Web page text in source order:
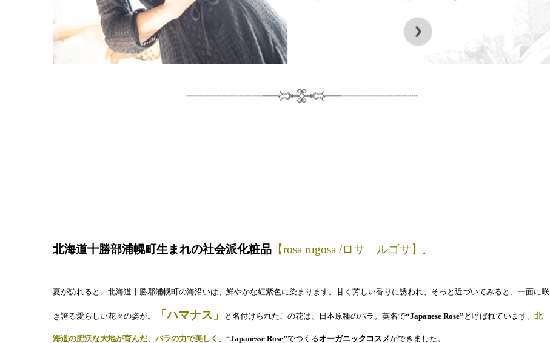
北海道十勝部浦幌町生まれの社会派化粧品 【rosa rugosa /ロサ ルゴサ】 。
夏が訪れると、北海道十勝郡浦幌町の海沿いは、鮮やかな紅紫色に染まります。甘く芳しい香りに誘われ、そっと近づいてみると、一面に咲
き誇る愛らしい花々の姿が。 「ハマナス」 と名付けられたこの花は、日本原種のバラ。英名で“Japanese Rose” と呼ばれています。 北
海道の肥沃な大地が育んだ、バラの力で美しく 。 “Japanesse Rose”でつくるオーガニックコスメができました。